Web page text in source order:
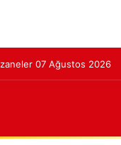
07 Ağustos 2026